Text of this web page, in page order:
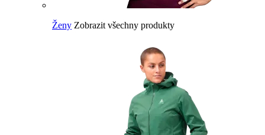
Ženy Zobrazit všechny produkty